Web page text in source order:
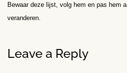
Bewaar deze lijst, volg hem en pas hem
veranderen.
Leave a Reply